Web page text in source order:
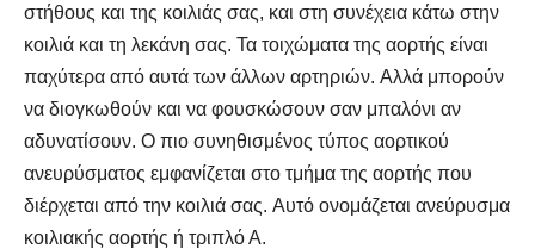
στήθους και της κοιλιάς σας, και στη συνέχεια κάτω στην
κοιλιά και τη λεκάνη σας. Τα τοιχώματα της αορτής είναι
παχύτερα από αυτά των άλλων αρτηριών. Αλλά μπορούν
να διογκωθούν και να φουσκώσουν σαν μπαλόνι αν
αδυνατίσουν. Ο πιο συνηθισμένος τύπος αορτικού
ανευρύσματος εμφανίζεται στο τμήμα της αορτής που
διέρχεται από την κοιλιά σας. Αυτό ονομάζεται ανεύρυσμα
κοιλιακής αορτής ή τριπλό Α.